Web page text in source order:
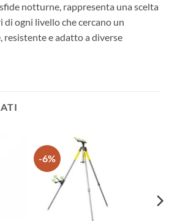
notturne, rappresenta una scelta
di ogni livello che cercano un
resistente e adatto a diverse
-6%